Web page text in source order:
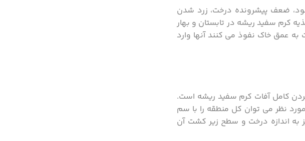
ضعف پیشرونده درخت، زرد شدن
کرم سفید ریشه در تابستان و بهار
عمق خاک نفوذ می کنند آنها وارد
بردن کامل آفات کرم سفید ریشه است.
نظر می توان کل منطقه را با سم
به اندازه درخت و سطح زیر کشت آن